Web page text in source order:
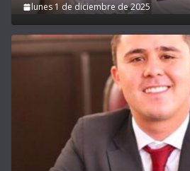
lunes 1 de diciembre de 2025